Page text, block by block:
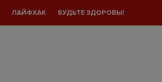
ЛАЙФХАК БУДЬТЕ ЗДОРОВЫ!